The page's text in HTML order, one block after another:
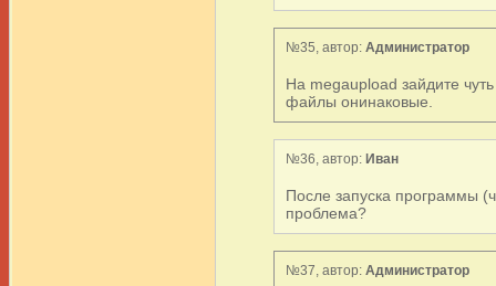
№35, автор: Администратор
На megaupload зайдите
файлы онинаковые.
№36, автор: Иван
После запуска программы
проблема?
№37, автор: Администратор